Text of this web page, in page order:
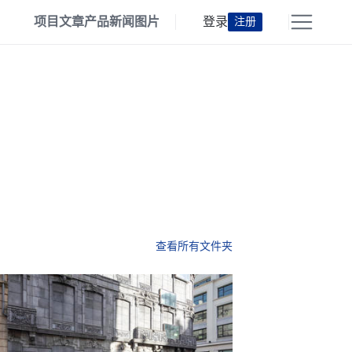
项目文章产品新闻 图片 登录 注册
查看所有文件夹